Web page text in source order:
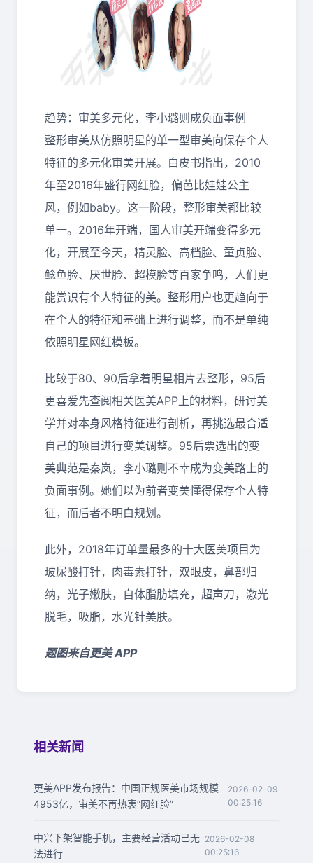
趋势：审美多元化，李小璐则成负面事例
整形审美从仿照明星的单一型审美向保存个人
特征的多元化审美开展。白皮书指出，2010
年至2016年盛行网红脸，偏芭比娃娃公主
风，例如baby。这一阶段，整形审美都比较
单一。2016年开端，国人审美开端变得多元
化，开展至今天，精灵脸、高档脸、童贞脸、
鲶鱼脸、厌世脸、超模脸等百家争鸣，人们更
能赏识有个人特征的美。整形用户也更趋向于
在个人的特征和基础上进行调整，而不是单纯
依照明星网红模板。
比较于80、90后拿着明星相片去整形，95后
更喜爱先查阅相关医美APP上的材料，研讨美
学并对本身风格特征进行剖析，再挑选最合适
自己的项目进行变美调整。95后票选出的变
美典范是秦岚，李小璐则不幸成为变美路上的
负面事例。她们以为前者变美懂得保存个人特
征，而后者不明白规划。
此外，2018年订单量最多的十大医美项目为
玻尿酸打针，肉毒素打针，双眼皮，鼻部归
纳，光子嫩肤，自体脂肪填充，超声刀，激光
脱毛，吸脂，水光针美肤。
题图来自更美 APP
相关新闻
更美APP发布报告：中国正规医美市场规模
4953亿，审美不再热衷“网红脸”
2026-02-09
00:25:16
中兴下架智能手机，主要经营活动已无
法进行
2026-02-08
00:25:16